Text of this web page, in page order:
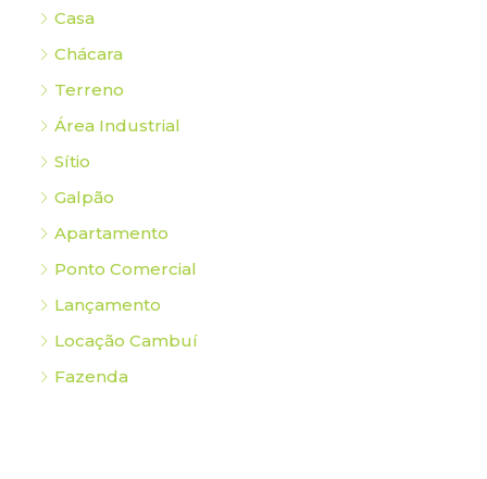
Casa
Chácara
Terreno
Área Industrial
Sítio
Galpão
Apartamento
Ponto Comercial
Lançamento
Locação Cambuí
Fazenda